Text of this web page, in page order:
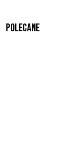
Polecane